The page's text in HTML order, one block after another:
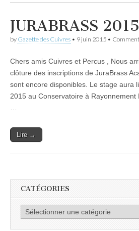
JURABRASS 2015
by Gazette des Cuivres • 9 juin 2015 •
Chers amis Cuivres et Percus , Nous
clôture des inscriptions de JuraBrass
sont encore disponibles. Le stage aura
2015 au Conservatoire à Rayonnement
Lire →
CATÉGORIES
Catégories